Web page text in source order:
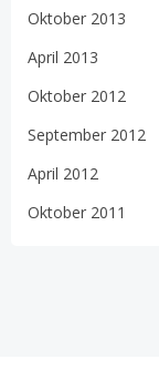
Oktober 2013
April 2013
Oktober 2012
September 2012
April 2012
Oktober 2011